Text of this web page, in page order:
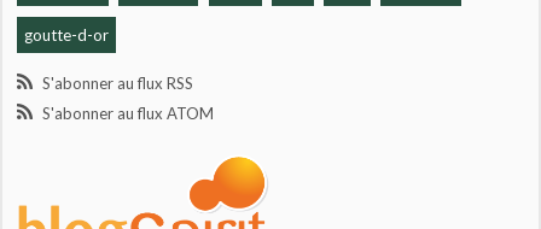
goutte-d-or
S'abonner au flux RSS
S'abonner au flux ATOM